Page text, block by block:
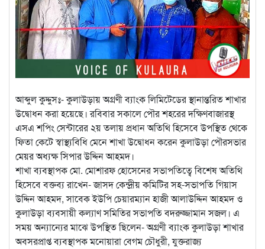
আব্দুল কুদ্দুসঃ- কুলাউড়ায় অগ্রণী ব্যাংক লিমিটেডের স্থানান্তরিত শাখার
উদ্বোধন করা হয়েছে। রবিবার সকালে পৌর শহরের দক্ষিণবাজারস্থ
এসএ শপিং সেন্টারের ২য় তলায় প্রধান অতিথি হিসেবে উপস্থিত থেকে
ফিতা কেটে স্বাস্থ্যবিধি মেনে শাখা উদ্বোধন করেন কুলাউড়া পৌরসভার
মেয়র অধ্যক্ষ সিপার উদ্দিন আহমদ।
শাখা ব্যবস্থাপক মো. মোশারফ হোসেনের সভাপতিত্বে বিশেষ অতিথি
হিসেবে বক্তব্য রাখেন- জাসদ কেন্দ্রীয় কমিটির সহ-সভাপতি গিয়াস
উদ্দিন আহমদ, সাবেক ইউপি চেয়ারম্যান হাজী আলাউদ্দিন আহমদ ও
কুলাউড়া ব্যবসায়ী কল্যাণ সমিতির সভাপতি বদরুজ্জামান সজল। এ
সময় অন্যান্যের মাঝে উপস্থিত ছিলেন- অগ্রণী ব্যাংক কুলাউড়া শাখার
অবসরপ্রাপ্ত ব্যবস্থাপক মনোয়ারা বেগম চৌধুরী, যুক্তরাজ্য